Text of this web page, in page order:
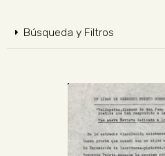
NOTICIAS
Búsqueda y Filtros